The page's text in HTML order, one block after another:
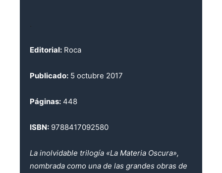
Editorial: Roca
Publicado: 5 octubre 2017
Páginas: 448
ISBN: 9788417092580
La inolvidable trilogía «La Materia Oscura»,
nombrada como una de las grandes obras de